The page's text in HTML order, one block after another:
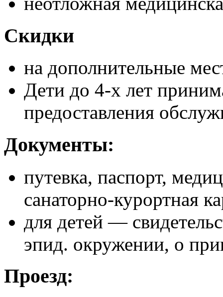
Скидки
на дополнительные
Дети до 4-х лет
предоставления
Документы:
путевка, паспорт,
санаторно-курортная
для детей —
эпид. окружении, о
Проезд: